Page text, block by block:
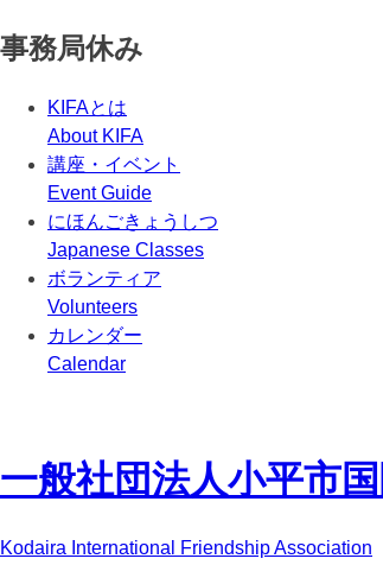
事務局休み
KIFAとは
About KIFA
講座・イベント
Event Guide
にほんごきょうしつ
Japanese Classes
ボランティア
Volunteers
カレンダー
Calendar
一般社団法人小平市
Kodaira International Friendship Association